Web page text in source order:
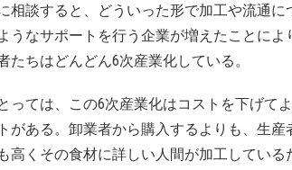
相談すると、どういった形で加工や流通
うなサポートを行う企業が増えたことに
たちはどんどん6次産業化している。
っては、この6次産業化はコストを下げて
がある。卸業者から購入するよりも、生
高くその食材に詳しい人間が加工してい